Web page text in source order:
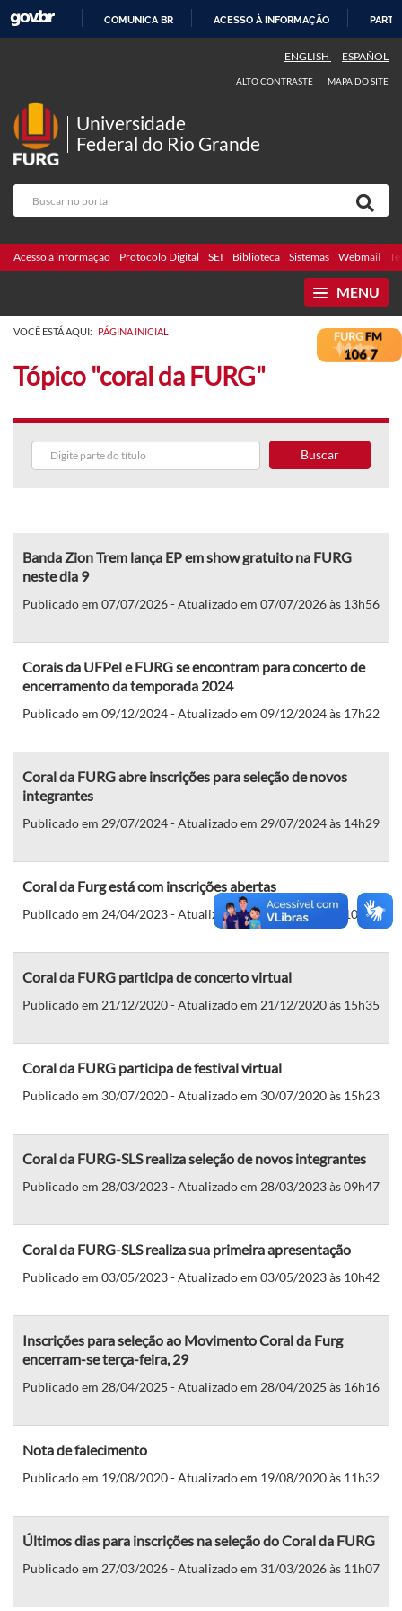
COMUNICA BR ACESSO À INFORMAÇÃO
ENGLISH ESPAÑOL
ALTO CONTRASTE MAPA DO SITE
Universidade
Federal do Rio Grande
Acesso à informação Protocolo Digital SEI Biblioteca Sistemas Webmail
MENU
VOCÊ ESTÁ AQUI: PÁGINA INICIAL
Tópico "coral da FURG"
Buscar
Banda Zion Trem lança EP em show gratuito na FURG
neste dia 9
Publicado em 07/07/2026 - Atualizado em 07/07/2026 às 13h56
Corais da UFPel e FURG se encontram para concerto de
encerramento da temporada 2024
Publicado em 09/12/2024 - Atualizado em 09/12/2024 às 17h22
Coral da FURG abre inscrições para seleção de novos
integrantes
Publicado em 29/07/2024 - Atualizado em 29/07/2024 às 14h29
Coral da Furg está com inscrições abertas
Publicado em 24/04/2023 - Atualizado em 24/04/2023 às 10h18
Coral da FURG participa de concerto virtual
Publicado em 21/12/2020 - Atualizado em 21/12/2020 às 15h35
Coral da FURG participa de festival virtual
Publicado em 30/07/2020 - Atualizado em 30/07/2020 às 15h23
Coral da FURG-SLS realiza seleção de novos integrantes
Publicado em 28/03/2023 - Atualizado em 28/03/2023 às 09h47
Coral da FURG-SLS realiza sua primeira apresentação
Publicado em 03/05/2023 - Atualizado em 03/05/2023 às 10h42
Inscrições para seleção ao Movimento Coral da Furg
encerram-se terça-feira, 29
Publicado em 28/04/2025 - Atualizado em 28/04/2025 às 16h16
Nota de falecimento
Publicado em 19/08/2020 - Atualizado em 19/08/2020 às 11h32
Últimos dias para inscrições na seleção do Coral da FURG
Publicado em 27/03/2026 - Atualizado em 31/03/2026 às 11h07